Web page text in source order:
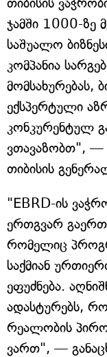
ჯამში 1000-ზე
საშუალო
კომპანია
მომსახურებას,
ექსპერტული
კონკურენტულ
ვთავაზობთ", —
თიბისის
"EBRD-ის
ერთგვარ
რომელიც
საქმიან
ეფუძნება.
ადასტურებს,
რეალობის
ვართ", —